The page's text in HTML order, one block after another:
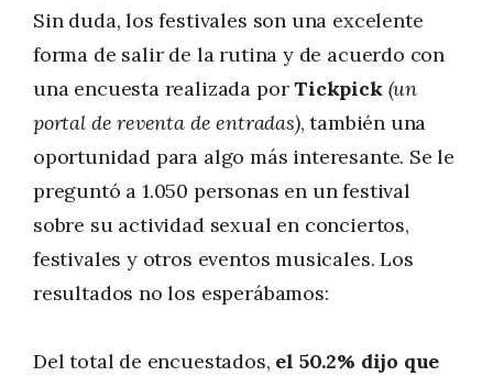
Sin duda, los festivales son una excelente
forma de salir de la rutina y de acuerdo con
una encuesta realizada porTickpick (un
portal de reventa de entradas), también una
oportunidad para algo más interesante. Se le
preguntó a 1.050 personas en un festival
sobre su actividad sexual en conciertos,
festivales y otros eventos musicales. Los
resultados no los esperábamos:
Del total de encuestados, el 50.2% dijo que